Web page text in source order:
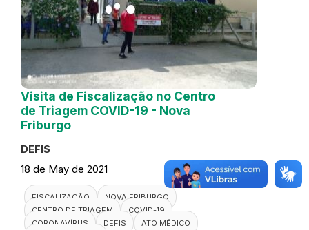
Visita de Fiscalização no Centro
de Triagem COVID-19 - Nova
Friburgo
DEFIS
18 de May de 2021
FISCALIZAÇÃO
NOVA FRIBURGO
CENTRO DE TRIAGEM
COVID-19
CORONAVÍRUS
DEFIS
ATO MÉDICO